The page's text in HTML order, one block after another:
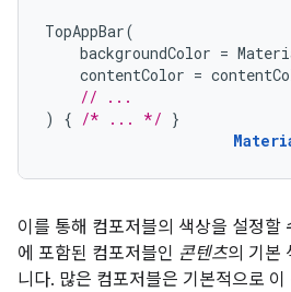
TopAppBar(
backgroundColor =
contentColor =
// ...
)
{ /* ... */ }
이를 통해 컴포저블의 색상을 설정할
에 포함된 컴포저블인 콘텐츠의 기본
니다. 많은 컴포저블은 기본적으로